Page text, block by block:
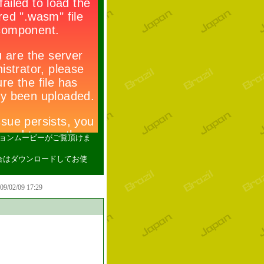
ンムービーがご覧頂けま
はダウンロードしてお使
02/09 17:29